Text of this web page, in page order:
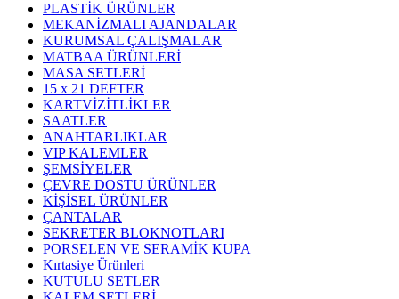
PLASTİK ÜRÜNLER
MEKANİZMALI AJANDALAR
KURUMSAL ÇALIŞMALAR
MATBAA ÜRÜNLERİ
MASA SETLERİ
15 x 21 DEFTER
KARTVİZİTLİKLER
SAATLER
ANAHTARLIKLAR
VIP KALEMLER
ŞEMSİYELER
ÇEVRE DOSTU ÜRÜNLER
KİŞİSEL ÜRÜNLER
ÇANTALAR
SEKRETER BLOKNOTLARI
PORSELEN VE SERAMİK KUPA
Kırtasiye Ürünleri
KUTULU SETLER